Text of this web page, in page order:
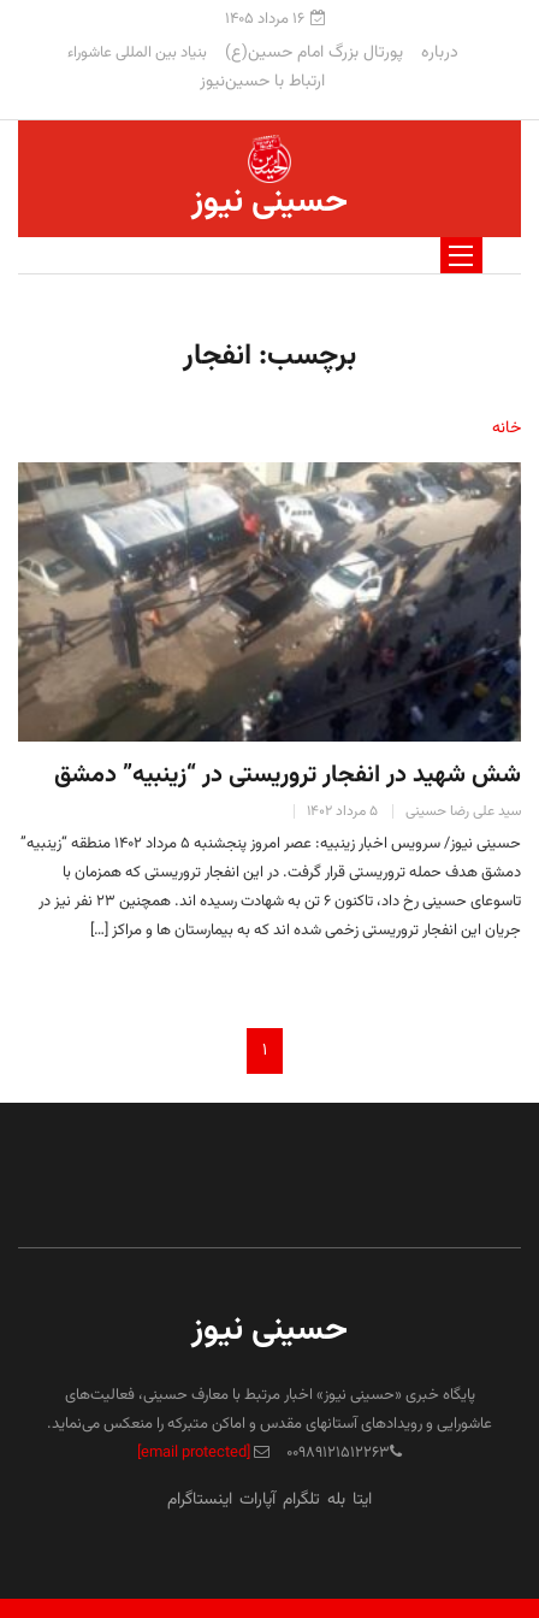
۱۶ مرداد ۱۴۰۵
درباره پورتال بزرگ امام حسین(ع) بنیاد بین المللی عاشوراء
ارتباط با حسین‌نیوز
حسینی نیوز
برچسب: انفجار
خانه
شش شهید در انفجار تروریستی در “زینبیه” دمشق
سید علی رضا حسینی ۵ مرداد ۱۴۰۲
حسینی نیوز/ سرویس اخبار زینبیه: عصر امروز پنجشنبه ۵ مرداد ۱۴۰۲ منطقه “زینبیه”
دمشق هدف حمله تروریستی قرار گرفت. در این انفجار تروریستی که همزمان با
تاسوعای حسینی رخ داد، تاکنون ۶ تن به شهادت رسیده اند. همچنین ۲۳ نفر نیز در
جریان این انفجار تروریستی زخمی شده اند که به بیمارستان ها و مراکز […]
۱
حسینی نیوز
پایگاه خبری «حسینی نیوز» اخبار مرتبط با معارف حسینی، فعالیت‌های
عاشورایی و رویدادهای آستانهای مقدس و اماکن متبرکه را منعکس می‌نماید.
۰۰۹۸۹۱۲۱۵۱۲۲۶۳
[email protected]
ایتا بله تلگرام آپارات اینستاگرام